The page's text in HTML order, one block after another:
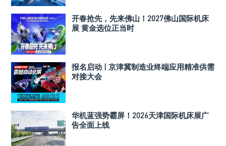
开春抢先，先来佛山！2027佛山国际机床
展 黄金选位正当时
报名启动 | 京津冀制造业终端应用精准供需
对接大会
华机蓝强势霸屏！2026天津国际机床展广
告全面上线